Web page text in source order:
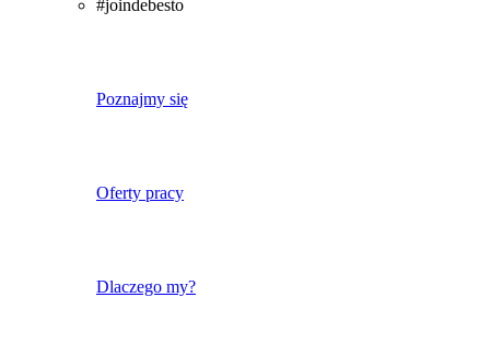
#joindebesto
Poznajmy się
Oferty pracy
Dlaczego my?